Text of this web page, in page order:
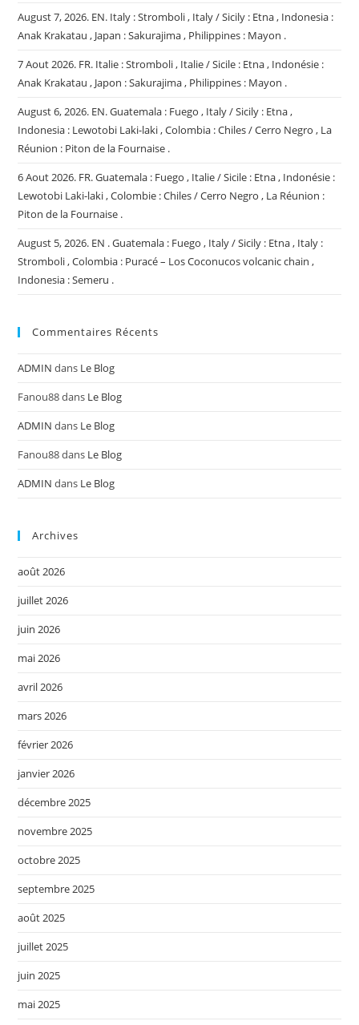
August 7, 2026. EN. Italy : Stromboli , Italy / Sicily : Etna , Indonesia :
Anak Krakatau , Japan : Sakurajima , Philippines : Mayon .
7 Aout 2026. FR. Italie : Stromboli , Italie / Sicile : Etna , Indonésie :
Anak Krakatau , Japon : Sakurajima , Philippines : Mayon .
August 6, 2026. EN. Guatemala : Fuego , Italy / Sicily : Etna ,
Indonesia : Lewotobi Laki-laki , Colombia : Chiles / Cerro Negro , La
Réunion : Piton de la Fournaise .
6 Aout 2026. FR. Guatemala : Fuego , Italie / Sicile : Etna , Indonésie :
Lewotobi Laki-laki , Colombie : Chiles / Cerro Negro , La Réunion :
Piton de la Fournaise .
August 5, 2026. EN . Guatemala : Fuego , Italy / Sicily : Etna , Italy :
Stromboli , Colombia : Puracé – Los Coconucos volcanic chain ,
Indonesia : Semeru .
Commentaires Récents
ADMIN dans Le Blog
Fanou88dans Le Blog
ADMIN dans Le Blog
Fanou88dans Le Blog
ADMIN dans Le Blog
Archives
août 2026
juillet 2026
juin 2026
mai 2026
avril 2026
mars 2026
février 2026
janvier 2026
décembre 2025
novembre 2025
octobre 2025
septembre 2025
août 2025
juillet 2025
juin 2025
mai 2025